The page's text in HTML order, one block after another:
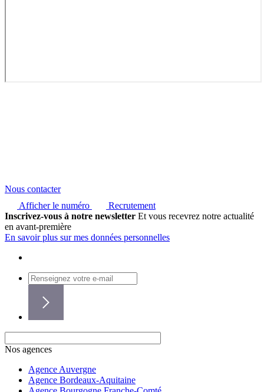
Nous contacter
Afficher le numéro
Recrutement
Inscrivez-vous à notre newsletter Et vous recevrez notre actualité
en avant-première
En savoir plus sur mes données personnelles
Nos agences
Agence Auvergne
Agence Bordeaux-Aquitaine